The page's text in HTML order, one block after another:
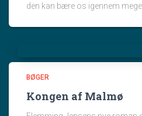
den kan bære os igennem
BØGER
Kongen af Malmø